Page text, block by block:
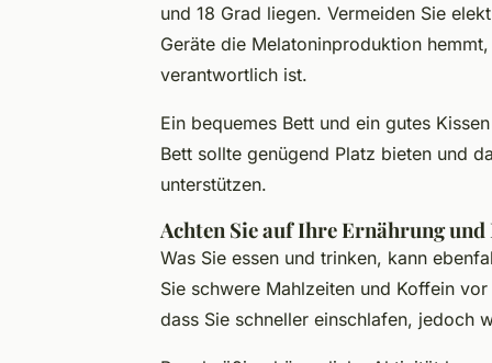
und 18 Grad liegen. Vermeiden Sie
Geräte die Melatoninproduktion
verantwortlich ist.
Ein bequemes Bett und ein gutes
Bett sollte genügend Platz bieten und
unterstützen.
Achten Sie auf Ihre Ernährung und
Was Sie essen und trinken, kann
Sie schwere Mahlzeiten und Koffein
dass Sie schneller einschlafen, jedoch